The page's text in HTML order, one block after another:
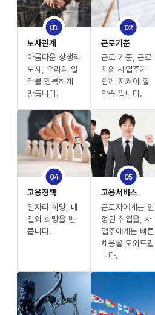
01
노사관계
아름다운 상생의
노사, 우리의 일
터를 행복하게
만듭니다.
02
근로기준
근로 기준, 근로
자와 사업주가
함께 지켜야 할
약속 입니다.
04
고용정책
일자리 희망, 내
일의 희망을 만
듭니다.
05
고용서비스
근로자에게는 안
정된 취업을, 사
업주에게는 빠른
채용을 도와드립
니다.